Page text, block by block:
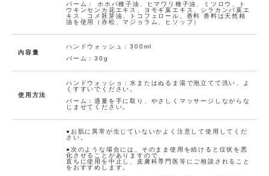
e_30%
4
下
在庫
数
量：
カ
ー
ト
に
る
お
に
入
り
に
追
バーム： ホホバ種子油、ヒマワリ種子油、ミツロウ、ト
ウキンセンカ花エキス、ヨモギ葉エキス、シラカンバ葉エ
キス、コメ胚芽油、トコフェロール、香料 香料は天然精
油を使用（赤松、マジョラム、ヒソップ）
内容量
ハンドウォッシュ：300ml
バーム：30g
使用方法
ハンドウォッショ：水またはぬるま湯で泡立てて洗い、よ
くすすいでください。
バーム：適量を手に取り、やさしくマッサージしながらな
じませてください。
●お肌に異常が生じていないかよく注意して使用してくだ
さい。
●次のような場合には、そのまま使用を続けると症状を悪
化させることがありますので、
直ちに使用を中止し、皮膚科専門医等にご相談されること
をおすすめします。